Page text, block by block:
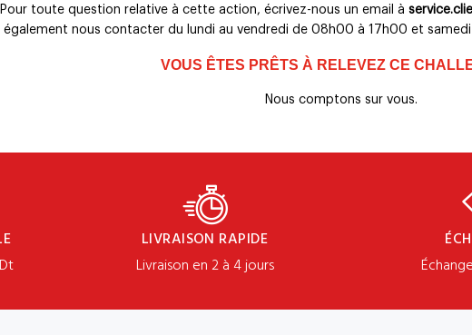
Pour toute question relative à cette action, écrivez-nous un email à
également nous contacter du lundi au vendredi de 08h00 à 17h00 et
VOUS ÊTES PRÊTS À RELEVEZ CE
Nous comptons sur vous.
LIVRAISON RAPIDE
Livraison en 2 à 4 jours